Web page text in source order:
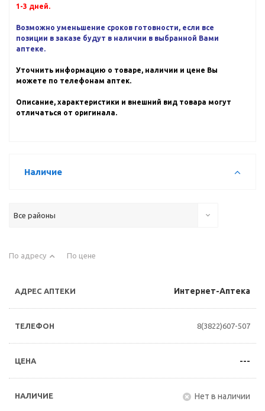
1-3 дней.
Возможно уменьшение сроков готовности, если все
позиции в заказе будут в наличии в выбранной Вами
аптеке.
Уточнить информацию о товаре, наличии и цене Вы
можете по телефонам аптек.
Описание, характеристики и внешний вид товара могут
отличаться от оригинала.
Наличие
Все районы
По адресу По цене
Интернет-Аптека
8(3822)607-507
---
Нет в наличии